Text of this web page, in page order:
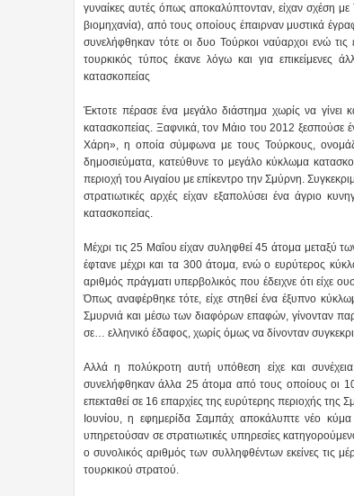
γυναίκες αυτές όπως αποκαλύπτονταν, είχαν σχέση
βιομηχανία), από τους οποίους έπαιρναν μυστικά
συνελήφθηκαν τότε οι δυο Τούρκοι ναύαρχοι ενώ τις
τουρκικός τύπος έκανε λόγω και για επικείμενες
κατασκοπείας
Έκτοτε πέρασε ένα μεγάλο διάστημα χωρίς να
κατασκοπείας. Ξαφνικά, τον Μάιο του 2012 ξεσπούσε
Χάρη», η οποία σύμφωνα με τους Τούρκους,
δημοσιεύματα, κατεύθυνε το μεγάλο κύκλωμα
περιοχή του Αιγαίου με επίκεντρο την Σμύρνη.
στρατιωτικές αρχές είχαν εξαπολύσει ένα άγριο
κατασκοπείας.
Μέχρι τις 25 Μαΐου είχαν συληφθεί 45 άτομα μεταξύ
έφτανε μέχρι και τα 300 άτομα, ενώ ο ευρύτερος
αριθμός πράγματι υπερβολικός που έδειχνε ότι είχε
Όπως αναφέρθηκε τότε, είχε στηθεί ένα έξυπνο
Σμυρνιά και μέσω των διαφόρων επαφών, γίνονταν
σε… ελληνικό έδαφος, χωρίς όμως να δίνονταν
Αλλά η πολύκροτη αυτή υπόθεση είχε και
συνελήφθηκαν άλλα 25 άτομα από τους οποίους οι 10
επεκταθεί σε 16 επαρχίες της ευρύτερης περιοχής της
Ιουνίου, η εφημερίδα Σαμπάχ αποκάλυπτε νέο
υπηρετούσαν σε στρατιωτικές υπηρεσίες
ο συνολικός αριθμός των συλληφθέντων εκείνες τις
τουρκικού στρατού.